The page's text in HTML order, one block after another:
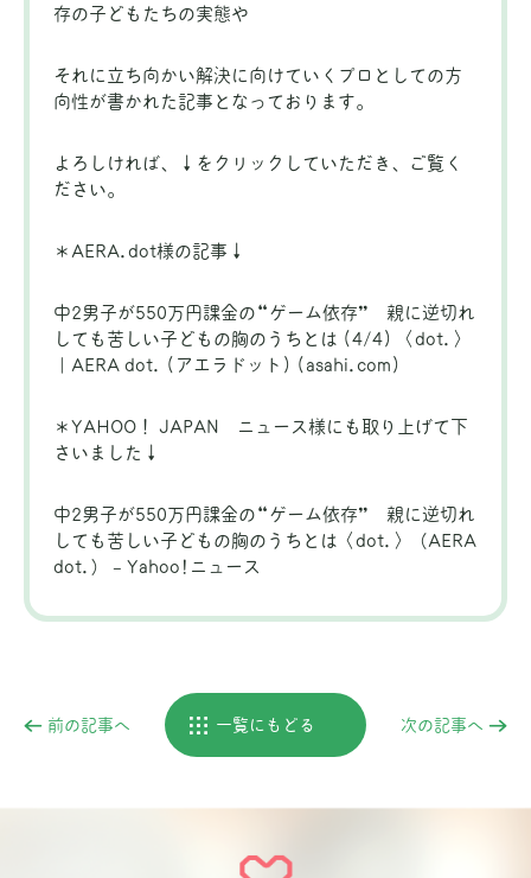
存の子どもたちの実態や
それに立ち向かい解決に向けていくプロとしての方
向性が書かれた記事となっております。
よろしければ、↓をクリックしていただき、ご覧く
ださい。
＊AERA.dot様の記事↓
中2男子が550万円課金の“ゲーム依存” 親に逆切れ
しても苦しい子どもの胸のうちとは (4/4) 〈dot.〉
｜AERA dot. (アエラドット) (asahi.com)
＊YAHOO！ JAPAN ニュース様にも取り上げて下
さいました↓
中2男子が550万円課金の“ゲーム依存” 親に逆切れ
しても苦しい子どもの胸のうちとは〈dot.〉（AERA
dot.） – Yahoo!ニュース
前の記事へ 一覧にもどる 次の記事へ